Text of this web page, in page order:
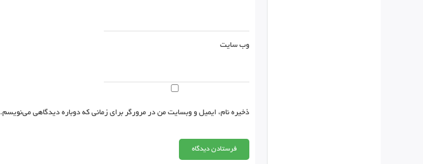
وب‌ سایت
ذخیره نام، ایمیل و وبسایت من در مرورگر برای زمانی که دوباره دیدگاهی می‌نویسم.